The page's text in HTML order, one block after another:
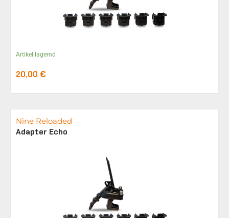
Artikel lagernd
20,00 €
Nine Reloaded
Adapter Echo